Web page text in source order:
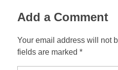
Add a Comment
Your email address will not
fields are marked *